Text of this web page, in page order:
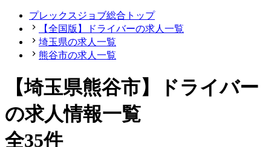
プレックスジョブ総合トップ
【全国版】ドライバーの求人一覧
埼玉県の求人一覧
熊谷市の求人一覧
【埼玉県熊谷市】ドライバー
の求人情報一覧
全35件